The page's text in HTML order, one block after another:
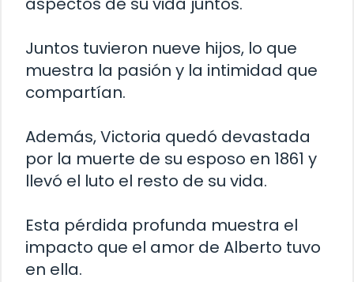
Juntos tuvieron nueve hijos, lo que
muestra la pasión y la intimidad que
compartían.
Además, Victoria quedó devastada
por la muerte de su esposo en 1861 y
llevó el luto el resto de su vida.
Esta pérdida profunda muestra el
impacto que el amor de Alberto tuvo
en ella.